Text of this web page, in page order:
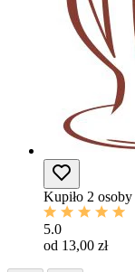
Kupiło 2 osoby
5.0
od 13,00 zł